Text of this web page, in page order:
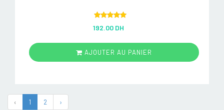
out of 5
192.00 DH
AJOUTER AU PANIER
‹ 1 2 ›